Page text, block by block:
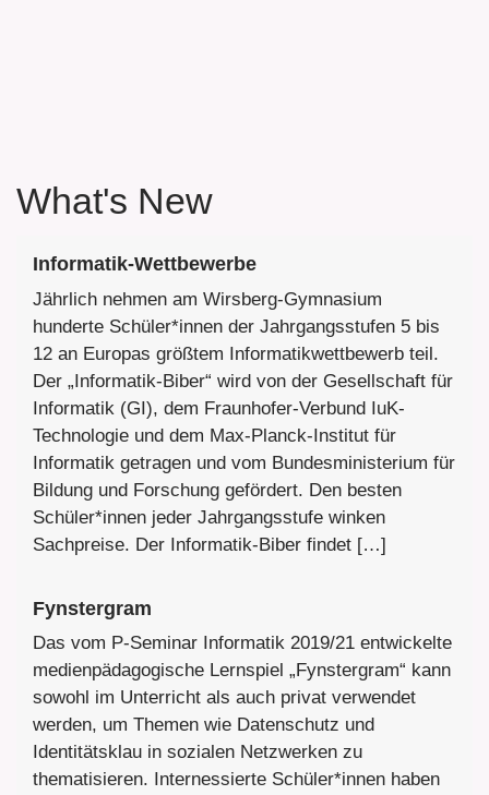
What's New
Informatik-Wettbewerbe
Jährlich nehmen am Wirsberg-Gymnasium
hunderte Schüler*innen der Jahrgangsstufen 5 bis
12 an Europas größtem Informatikwettbewerb teil.
Der „Informatik-Biber“ wird von der Gesellschaft für
Informatik (GI), dem Fraunhofer-Verbund IuK-
Technologie und dem Max-Planck-Institut für
Informatik getragen und vom Bundesministerium für
Bildung und Forschung gefördert. Den besten
Schüler*innen jeder Jahrgangsstufe winken
Sachpreise. Der Informatik-Biber findet […]
Fynstergram
Das vom P-Seminar Informatik 2019/21 entwickelte
medienpädagogische Lernspiel „Fynstergram“ kann
sowohl im Unterricht als auch privat verwendet
werden, um Themen wie Datenschutz und
Identitätsklau in sozialen Netzwerken zu
thematisieren. Internessierte Schüler*innen haben